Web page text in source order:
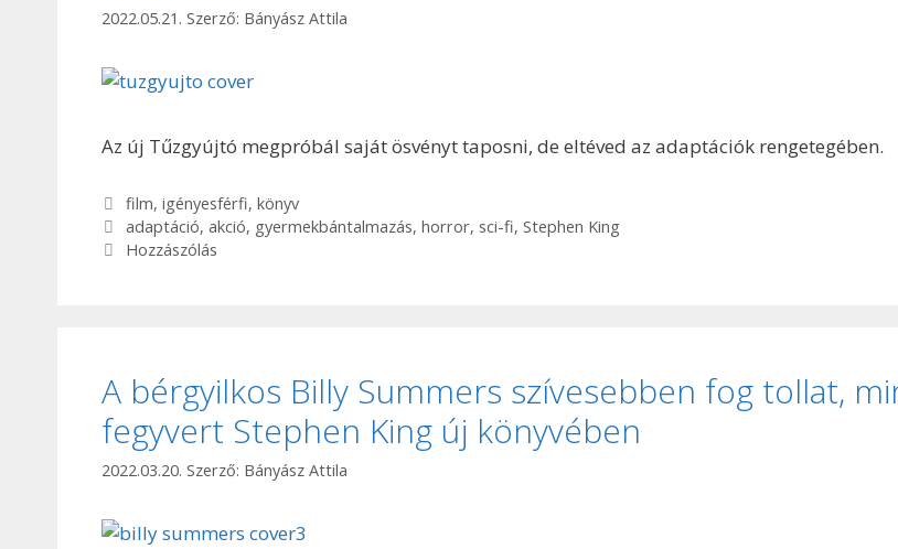
2022.05.21. Szerző: Bányász Attila
Az új Tűzgyújtó megpróbál saját ösvényt taposni, de eltéved az adaptációk rengetegében.
Kategória
film, igényesférfi, könyv
Címkék
adaptáció, akció, gyermekbántalmazás, horror, sci-fi, Stephen King
Hozzászólás
A bérgyilkos Billy Summers szívesebben fog tollat,
fegyvert Stephen King új könyvében
2022.03.20. Szerző: Bányász Attila